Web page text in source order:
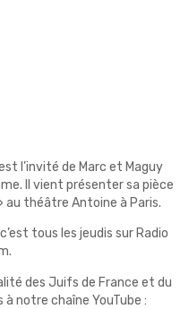
l’invité de Marc et Maguy
Il vient présenter sa pièce
au théâtre Antoine à Paris.
tous les jeudis sur Radio
des Juifs de France et du
notre chaîne YouTube :